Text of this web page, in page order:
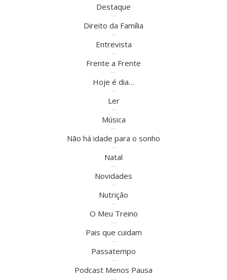
Destaque
Direito da Família
Entrevista
Frente a Frente
Hoje é dia…
Ler
Música
Não há idade para o sonho
Natal
Novidades
Nutrição
O Meu Treino
Pais que cuidam
Passatempo
Podcast Menos Pausa